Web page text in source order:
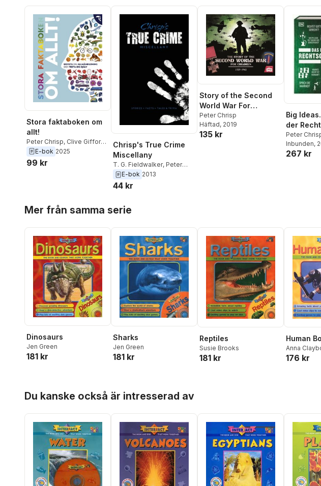
Stora faktaboken om
allt!
Peter Chrisp, Clive Gifford ,
Derek Harvey,
John Woodward
E-bok 2025
99 kr
Chrisp's True Crime
Miscellany
T. G. Fieldwalker, Peter
Chrisp
E-bok 2013
44 kr
Story of the Second
World War For
Children
Peter Chrisp
Häftad, 2019
135 kr
Big
der
Peter
Starkey,
Thomas
Inbunden,
267 kr
Mer från samma serie
Dinosaurs
Jen Green
181 kr
Sharks
Jen Green
181 kr
Reptiles
Susie Brooks
181 kr
Human
Anna
176 kr
Du kanske också är intresserad av